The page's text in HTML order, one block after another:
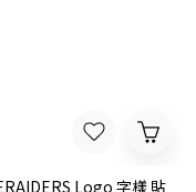
Logo 字樣 貼